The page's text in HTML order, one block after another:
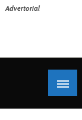
Advertorial